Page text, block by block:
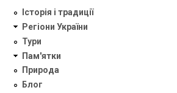
Історія і традиції
Регіони України
Тури
Пам'ятки
Природа
Блог